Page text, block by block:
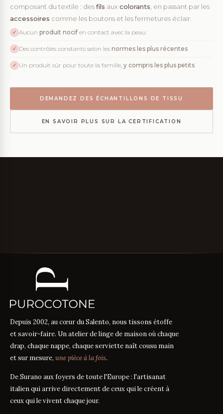
composant du textile : desfils aux colorants , en passant par les
accessoires comme les boutons et les fermetures éclair.
✓ Aucun produit nocif en contact avec la peau
✓ Des contrôles constants selon les normes les plus récentes
✓ Un produit sûr pour toute la famille, y compris les plus petits
DEMANDEZ DES ÉCHANTILLONS DE TISSU
EN SAVOIR PLUS SUR LA CERTIFICATION
Depuis 2002, au cœur du Salento, nous tissons étoffe
et savoir-faire. Un atelier de linge de maison où chaque
drap, chaque nappe, chaque serviette naît cousu main
et sur mesure, une pièce à la fois.
De Surano aux foyers de toute l'Europe : l'artisanat
italien qui arrive directement de ceux qui le créent à
ceux qui le vivent chaque jour.